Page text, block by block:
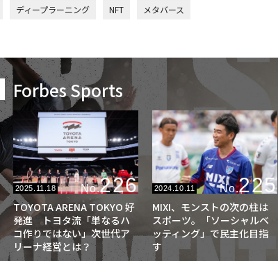
ディープラーニング NFT メタバース
Forbes Sports
2025.11.18 No.226
TOYOTA ARENA TOKYO 好
発進 トヨタ流「単なるハ
コ作りではない」次世代ア
リーナ経営とは？
2024.10.11 No.225
MIXI、モンストの次の柱は
スポーツ。「ソーシャルベ
ッティング」で民主化目指
す